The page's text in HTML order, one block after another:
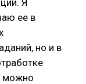
ее в
но и в
можно